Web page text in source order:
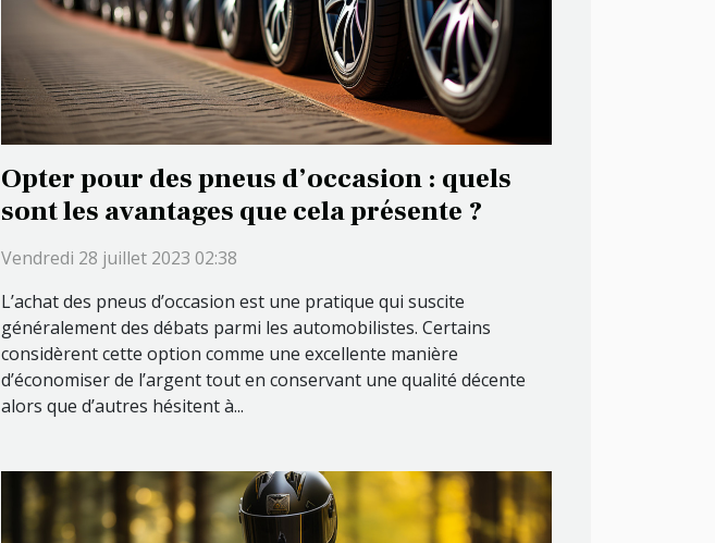
Opter pour des pneus d’occasion : quels
sont les avantages que cela présente ?
Vendredi 28 juillet 2023 02:38
L’achat des pneus d’occasion est une pratique qui suscite
généralement des débats parmi les automobilistes. Certains
considèrent cette option comme une excellente manière
d’économiser de l’argent tout en conservant une qualité décente
alors que d’autres hésitent à...